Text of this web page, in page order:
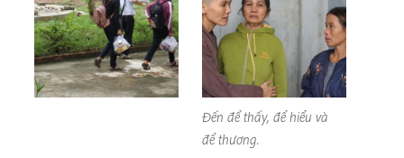
Đến để thấy, để hiểu và
để thương.